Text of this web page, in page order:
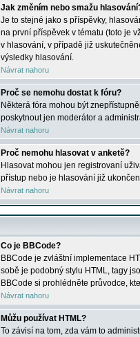
Jak změním nebo smažu
Je to stejné jako s příspěvky,
na první příspěvek v tématu (toto je
v hlasování, v případě již
výsledky hlasování.
Návrat nahoru
Proč se nemohu dostat k fóru?
Některá fóra mohou být
poskytnout jen moderátor a
Návrat nahoru
Proč nemohu hlasovat v anketě?
Hlasovat mohou jen registrovaní
přístup nebo je hlasování již
Návrat nahoru
Co je BBCode?
BBCode je zvláštní implementace
sobě je podobný stylu HTML, tagy
BBCode si prohlédněte průvodce,
Návrat nahoru
Můžu používat HTML?
To závisí na tom, zda vám to